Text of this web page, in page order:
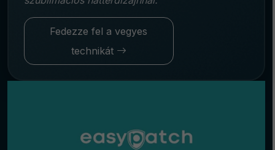
Fedezze fel a vegyes
technikát